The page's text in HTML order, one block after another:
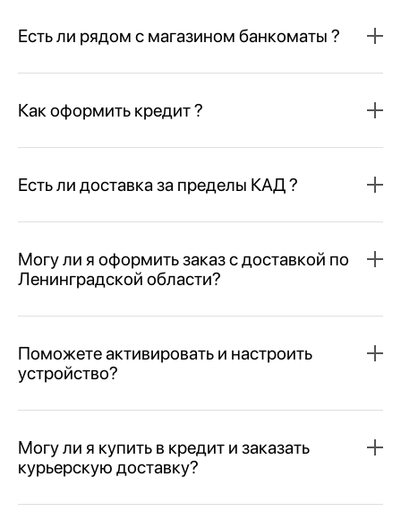
Есть ли рядом с магазином банкоматы ?
Как оформить кредит ?
Есть ли доставка за пределы КАД ?
Могу ли я оформить заказ с доставкой по
Ленинградской области?
Поможете активировать и настроить
устройство?
Могу ли я купить в кредит и заказать
курьерскую доставку?